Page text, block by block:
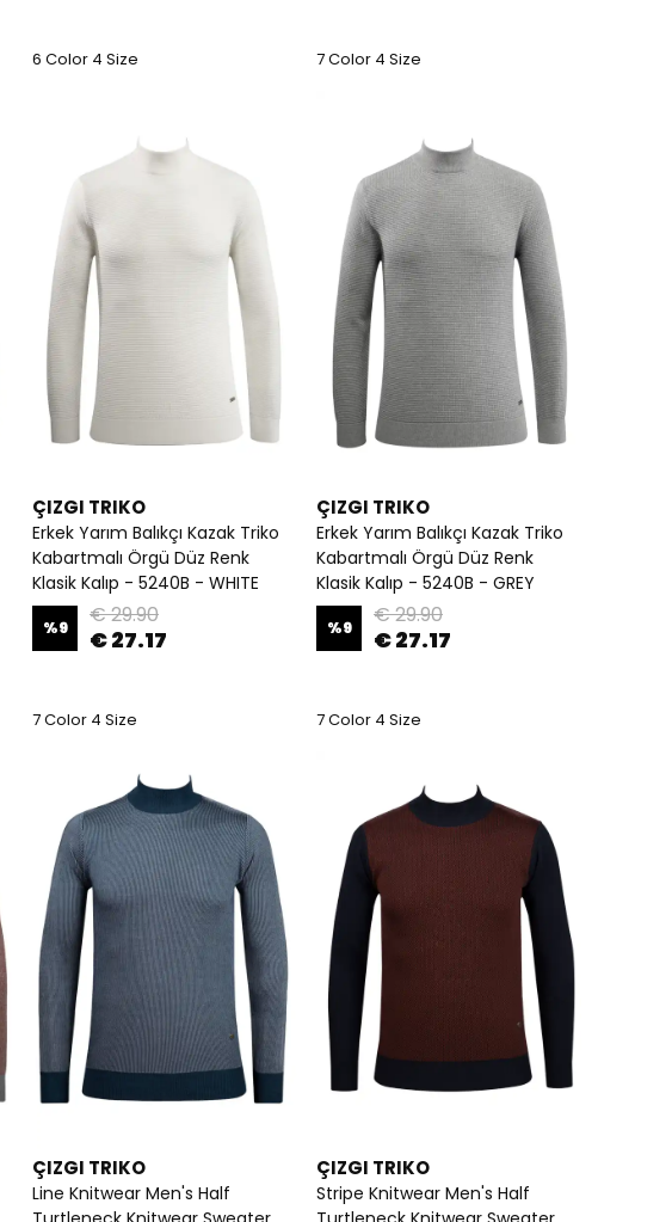
6 Color 4 Size 7 Color 4 Size
ÇIZGI TRIKO
Erkek Yarım Balıkçı Kazak Triko
Kabartmalı Örgü Düz Renk
Klasik Kalıp - 5240B - WHITE
%9 € 29.90
€ 27.17
7 Color 4 Size
ÇIZGI TRIKO
Erkek Yarım Balıkçı Kazak Triko
Kabartmalı Örgü Düz Renk
Klasik Kalıp - 5240B - GREY
%9 € 29.90
€ 27.17
7 Color 4 Size
ÇIZGI TRIKO
Line Knitwear Men's Half
ÇIZGI TRIKO
Stripe Knitwear Men's Half